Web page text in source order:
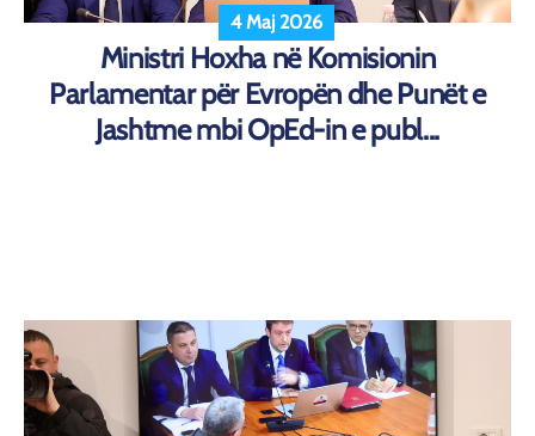
4 Maj 2026
Ministri Hoxha në Komisionin
Parlamentar për Evropën dhe Punët e
Jashtme mbi OpEd-in e publ...